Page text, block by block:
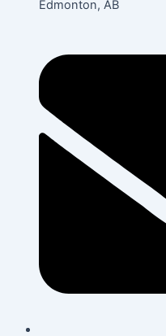
Edmonton, AB